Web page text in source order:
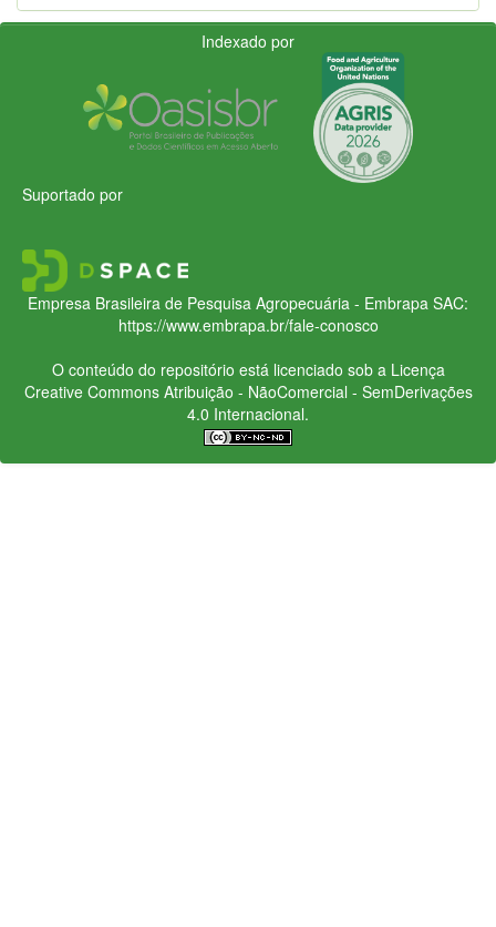
Indexado por
Suportado por
Empresa Brasileira de Pesquisa Agropecuária - Embrapa SAC:
https://www.embrapa.br/fale-conosco
O conteúdo do repositório está licenciado sob a Licença
Creative CommonsAtribuição - NãoComercial - SemDerivações
4.0 Internacional.